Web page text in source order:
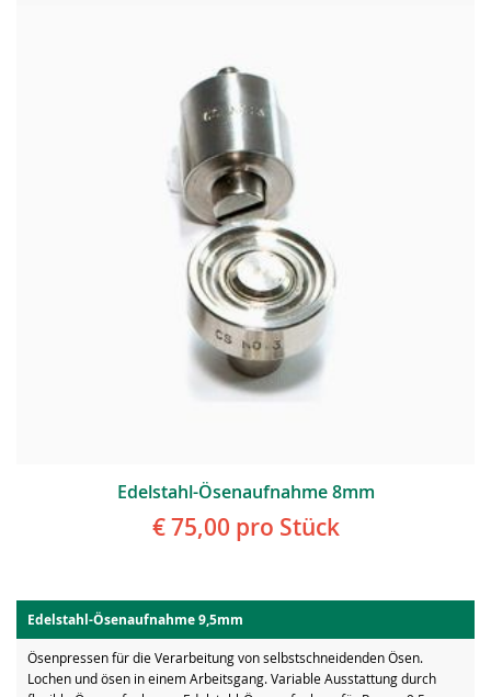
Edelstahl-Ösenaufnahme 8mm
€ 75,00 pro Stück
Edelstahl-Ösenaufnahme 9,5mm
Ösenpressen für die Verarbeitung von selbstschneidenden Ösen.
Lochen und ösen in einem Arbeitsgang. Variable Ausstattung durch